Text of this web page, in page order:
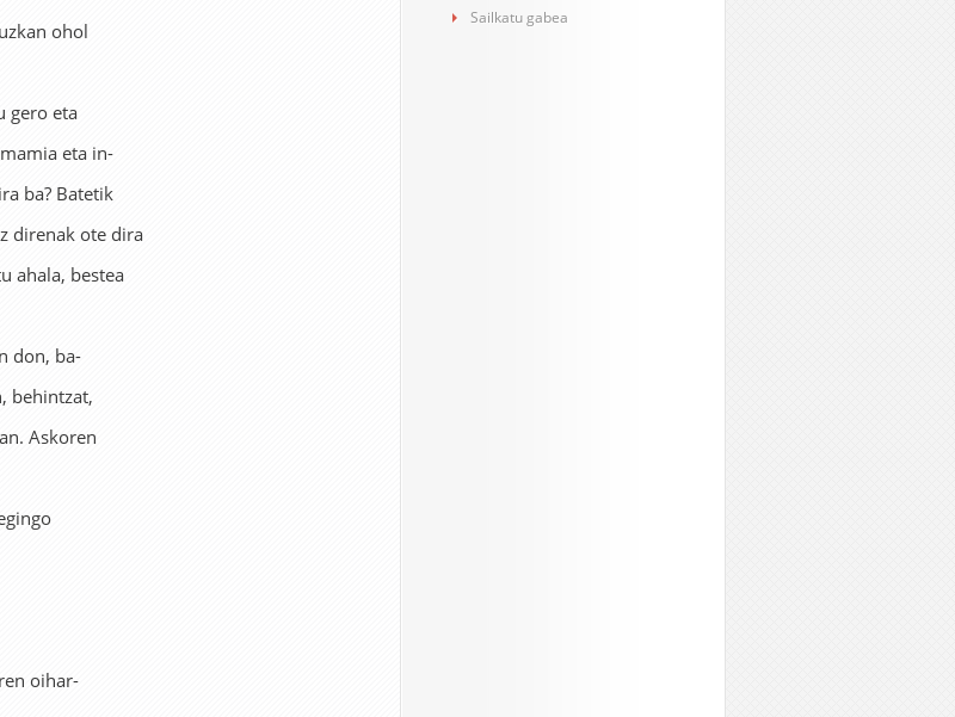
ohol
gero eta
eta in-
ba? Batetik
direnak ote dira
ahala, bestea
don, ba-
behintzat,
Askoren
oihar-
Sailkatu gabea